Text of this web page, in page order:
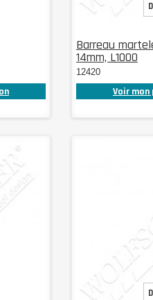
Barreau
14mm, L1000
12420
Voir mon